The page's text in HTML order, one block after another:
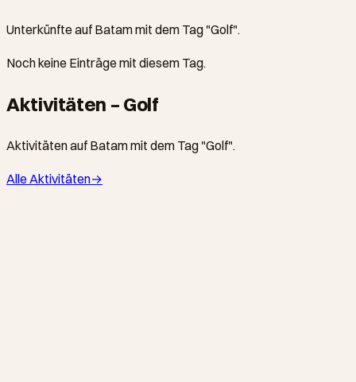
Unterkünfte auf Batam mit dem Tag "Golf".
Noch keine Einträge mit diesem Tag.
Aktivitäten – Golf
Aktivitäten auf Batam mit dem Tag "Golf".
Alle Aktivitäten→